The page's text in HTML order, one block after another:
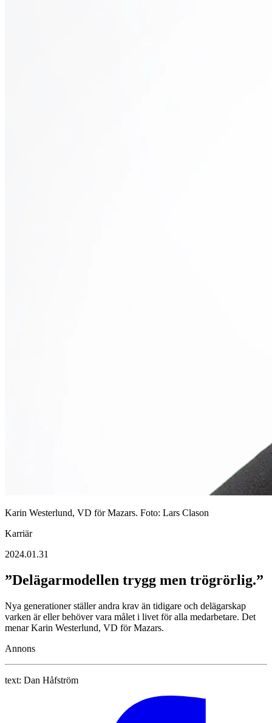
Karin Westerlund, VD för Mazars. Foto: Lars Clason
Karriär
2024.01.31
”Delägarmodellen trygg men trögrörlig.”
Nya generationer ställer andra krav än tidigare och delägarskap
varken är eller behöver vara målet i livet för alla medarbetare. Det
menar Karin Westerlund, VD för Mazars.
Annons
text: Dan Håfström